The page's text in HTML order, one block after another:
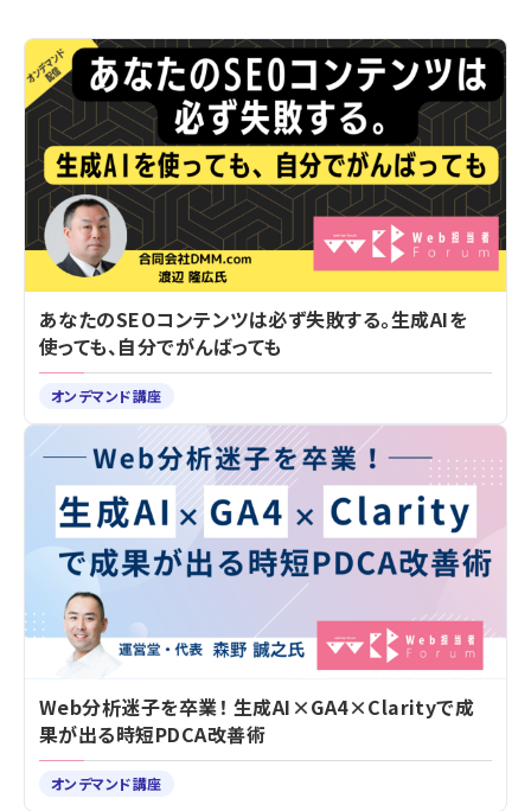
あなたのSEOコンテンツは必ず失敗する。生成AIを
使っても、自分でがんばっても
オンデマンド講座
Web分析迷子を卒業！ 生成AI×GA4×Clarityで成
果が出る時短PDCA改善術
オンデマンド講座